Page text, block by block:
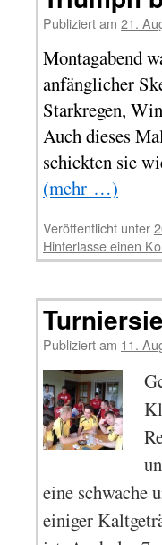
Publiziert am 21.
Montagabend
anfänglicher
Starkregen,
Auch dieses
schickten sie
(mehr …)
Veröffentlicht unter
Hinterlasse einen
Publiziert am 11.
eine schwache
einiger